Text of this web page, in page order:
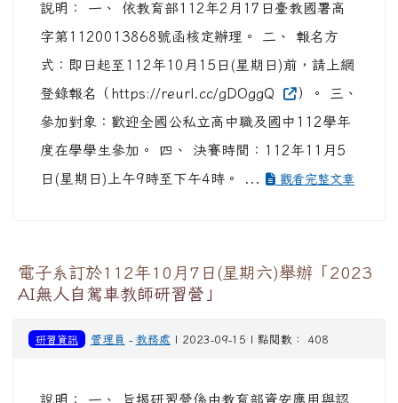
說明： 一、 依教育部112年2月17日臺教國署高
字第1120013868號函核定辦理。 二、 報名方
式：即日起至112年10月15日(星期日)前，請上網
登錄報名（https://reurl.cc/gDOggQ
）。 三、
參加對象：歡迎全國公私立高中職及國中112學年
度在學學生參加。 四、 決賽時間：112年11月5
日(星期日)上午9時至下午4時。 ...
觀看完整文章
電子系訂於112年10月7日(星期六)舉辦「2023
AI無人自駕車教師研習營」
研習資訊 管理員 - 教務處 | 2023-09-15 | 點閱數： 408
說明： 一、 旨揭研習營係由教育部資安應用與認